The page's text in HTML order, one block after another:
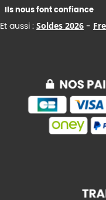
Ils nous font confiance
Et aussi : Soldes 2026 -